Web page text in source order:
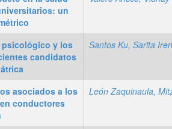
un
psicológico y los
candidatos
Santos Ku, Sarita
asociados a los
conductores